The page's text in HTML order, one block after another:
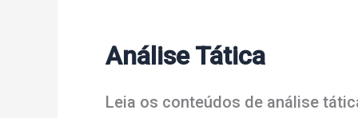
Análise Tática
Leia os conteúdos de análise